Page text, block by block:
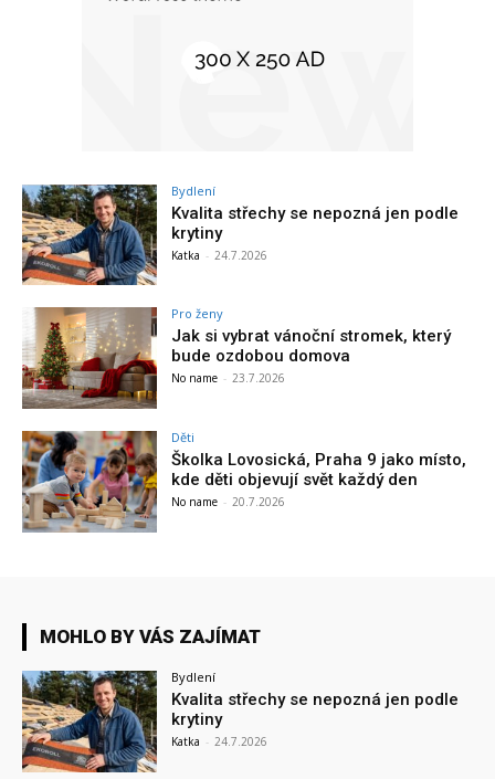
Bydlení
Kvalita střechy se nepozná jen podle
krytiny
Katka - 24.7.2026
Pro ženy
Jak si vybrat vánoční stromek, který
bude ozdobou domova
No name - 23.7.2026
Děti
Školka Lovosická, Praha 9 jako místo,
kde děti objevují svět každý den
No name - 20.7.2026
MOHLO BY VÁS ZAJÍMAT
Bydlení
Kvalita střechy se nepozná jen podle
krytiny
Katka - 24.7.2026